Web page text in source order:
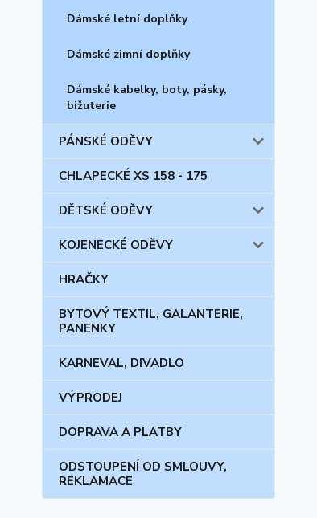
Dámské letní doplňky
Dámské zimní doplňky
Dámské kabelky, boty, pásky,
bižuterie
PÁNSKÉ ODĚVY
CHLAPECKÉ XS 158 - 175
DĚTSKÉ ODĚVY
KOJENECKÉ ODĚVY
HRAČKY
BYTOVÝ TEXTIL, GALANTERIE,
PANENKY
KARNEVAL, DIVADLO
VÝPRODEJ
DOPRAVA A PLATBY
ODSTOUPENÍ OD SMLOUVY,
REKLAMACE